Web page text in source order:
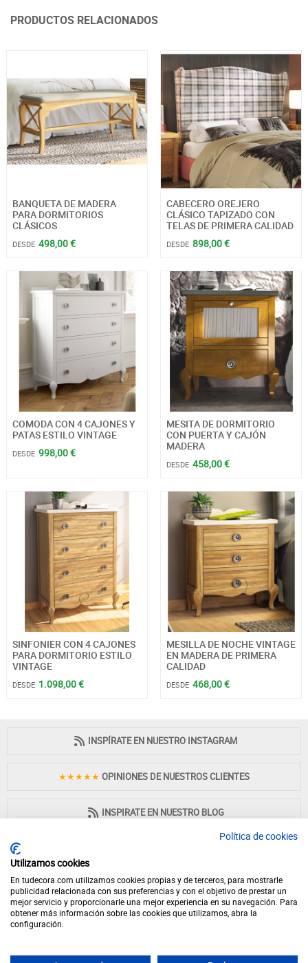
PRODUCTOS RELACIONADOS
BANQUETA DE MADERA
PARA DORMITORIOS
CLÁSICOS
DESDE 498,00 €
CABECERO OREJERO
CLÁSICO TAPIZADO CON
TELAS DE PRIMERA CALIDAD
DESDE 898,00 €
COMODA CON 4 CAJONES Y
PATAS ESTILO VINTAGE
DESDE 998,00 €
MESITA DE DORMITORIO
CON PUERTA Y CAJÓN
MADERA
DESDE 458,00 €
SINFONIER CON 4 CAJONES
PARA DORMITORIO ESTILO
VINTAGE
DESDE 1.098,00 €
MESILLA DE NOCHE VINTAGE
EN MADERA DE PRIMERA
CALIDAD
DESDE 468,00 €
INSPÍRATE EN NUESTRO INSTAGRAM
★★★★★ OPINIONES DE NUESTROS CLIENTES
INSPIRATE EN NUESTRO BLOG
PAGO 100% SEGURO
Política de cookies
Utilizamos cookies
En tudecora.com utilizamos cookies propias y de terceros, para mostrarle
publicidad relacionada con sus preferencias y con el objetivo de prestar un
mejor servicio y proporcionarle una mejor experiencia en su navegación. Para
obtener más información sobre las cookies que utilizamos, abra la
configuración.